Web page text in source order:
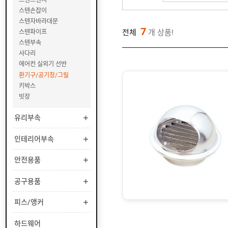
스텐손잡이
스텐자바라대문
스텐파이프
스텐부속
사다리
에어컨 실외기 선반
환기구/공기창/그릴
키박스
빗장
유리부속
인테리어부속
안전용품
공구용품
피스/앵커
하드웨어
전체 7 개 상품!
부
속
스
점
검
구
철
점
검
청
용
고
엘
베